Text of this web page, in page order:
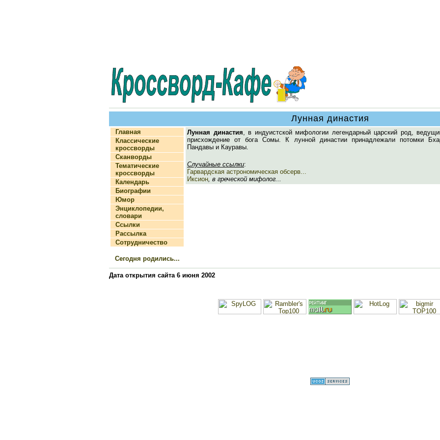
Лунная династия
Главная
Классические
кроссворды
Сканворды
Тематические
кроссворды
Календарь
Биографии
Юмор
Энциклопедии,
словари
Ссылки
Рассылка
Сотрудничество
Сегодня родились...
Лунная династия, в индуистской мифологии легендарный царский род,
присхождение от бога Сомы. К лунной династии принадлежали потомки
Пандавы и Кауравы.
Случайные ссылки:
Гарвардская астрономическая обсерв...
Иксион, в греческой мифолог...
Дата открытия сайта 6 июня 2002